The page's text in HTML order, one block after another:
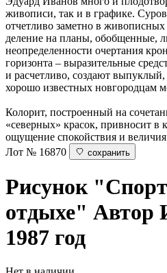
живописи, так и в графике.
отчетливо заметно в живописных
деление на планы, обобщенные,
неопределенности очертания
горизонта – выразительные
и расчетливо, создают выпуклый,
хорошо известных новгородцам
Колорит, построенный на
«северных» красок, привносит в
ощущение спокойствия и
Лот № 16870
сохранить
Рисунок
отдыхе" Автор
1987 год